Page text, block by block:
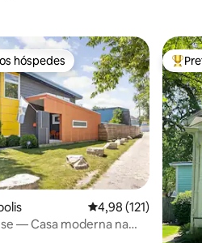
5, 161 avaliações
preferidos dos hóspedes
hóspedes
4,98 de uma
4,98 (121)
— Casa moderna na